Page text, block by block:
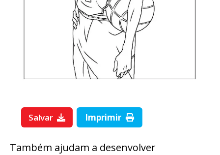
Salvar Imprimir
Também ajudam a desenvolver